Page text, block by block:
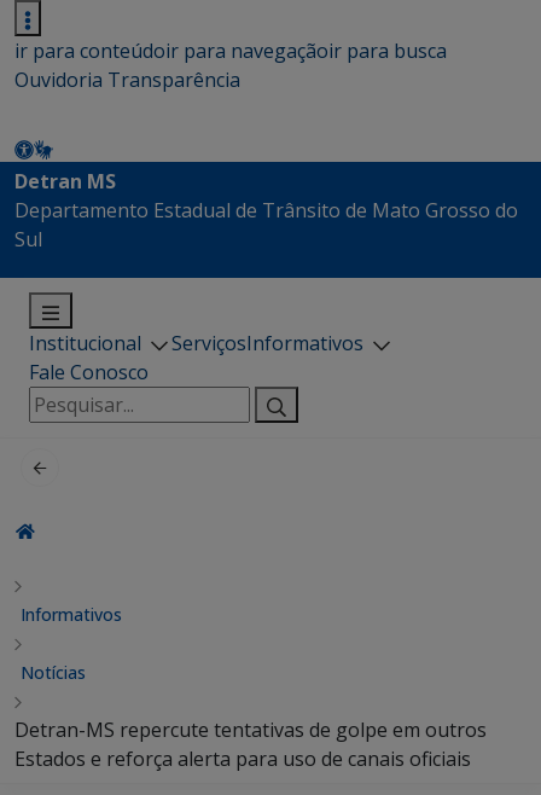
ir para conteúdoir para navegaçãoir para busca
Ouvidoria Transparência
Detran MS
Departamento Estadual de Trânsito de Mato Grosso do
Sul
Institucional ServiçosInformativos
Fale Conosco
Pesquisar
por:
Informativos
Notícias
Detran-MS repercute tentativas de golpe em outros
Estados e reforça alerta para uso de canais oficiais